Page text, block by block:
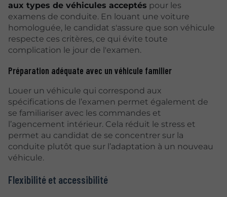
aux types de véhicules acceptés pour les
examens de conduite. En louant une voiture
homologuée, le candidat s'assure que son véhicule
respecte ces critères, ce qui évite toute
complication le jour de l'examen.
Préparation adéquate avec un véhicule familier
Louer un véhicule qui correspond aux
spécifications de l’examen permet également de
se familiariser avec les commandes et
l’agencement intérieur. Cela réduit le stress et
permet au candidat de se concentrer sur la
conduite plutôt que sur l’adaptation à un nouveau
véhicule.
Flexibilité et accessibilité